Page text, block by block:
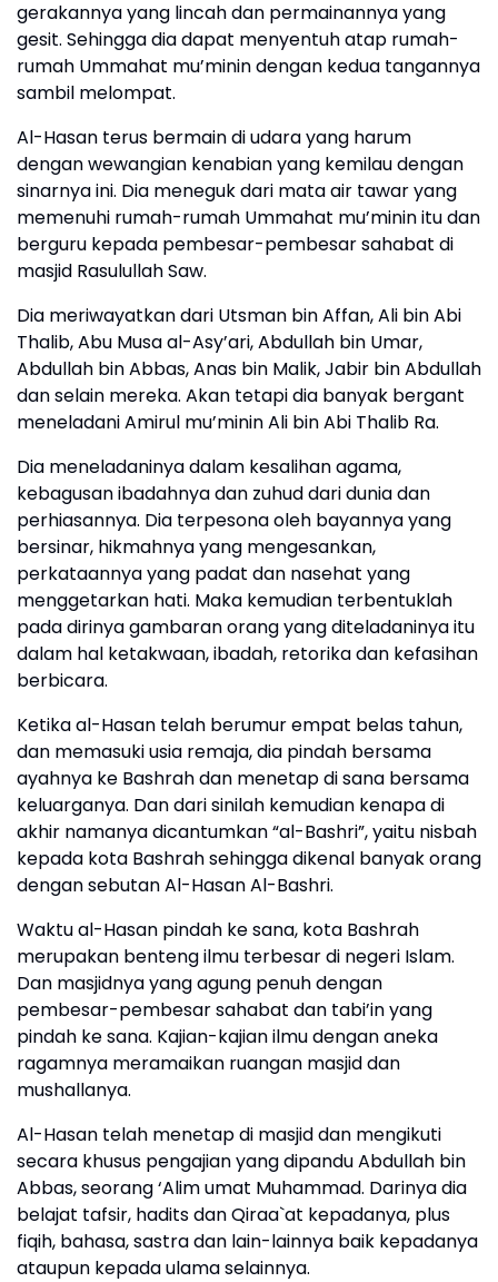
gerakannya yang lincah dan permainannya yang
gesit. Sehingga dia dapat menyentuh atap rumah-
rumah Ummahat mu’minin dengan kedua tangannya
sambil melompat.
Al-Hasan terus bermain di udara yang harum
dengan wewangian kenabian yang kemilau dengan
sinarnya ini. Dia meneguk dari mata air tawar yang
memenuhi rumah-rumah Ummahat mu’minin itu dan
berguru kepada pembesar-pembesar sahabat di
masjid Rasulullah Saw.
Dia meriwayatkan dari Utsman bin Affan, Ali bin Abi
Thalib, Abu Musa al-Asy’ari, Abdullah bin Umar,
Abdullah bin Abbas, Anas bin Malik, Jabir bin Abdullah
dan selain mereka. Akan tetapi dia banyak bergant
meneladani Amirul mu’minin Ali bin Abi Thalib Ra.
Dia meneladaninya dalam kesalihan agama,
kebagusan ibadahnya dan zuhud dari dunia dan
perhiasannya. Dia terpesona oleh bayannya yang
bersinar, hikmahnya yang mengesankan,
perkataannya yang padat dan nasehat yang
menggetarkan hati. Maka kemudian terbentuklah
pada dirinya gambaran orang yang diteladaninya itu
dalam hal ketakwaan, ibadah, retorika dan kefasihan
berbicara.
Ketika al-Hasan telah berumur empat belas tahun,
dan memasuki usia remaja, dia pindah bersama
ayahnya ke Bashrah dan menetap di sana bersama
keluarganya. Dan dari sinilah kemudian kenapa di
akhir namanya dicantumkan “al-Bashri”, yaitu nisbah
kepada kota Bashrah sehingga dikenal banyak orang
dengan sebutan Al-Hasan Al-Bashri.
Waktu al-Hasan pindah ke sana, kota Bashrah
merupakan benteng ilmu terbesar di negeri Islam.
Dan masjidnya yang agung penuh dengan
pembesar-pembesar sahabat dan tabi’in yang
pindah ke sana. Kajian-kajian ilmu dengan aneka
ragamnya meramaikan ruangan masjid dan
mushallanya.
Al-Hasan telah menetap di masjid dan mengikuti
secara khusus pengajian yang dipandu Abdullah bin
Abbas, seorang ‘Alim umat Muhammad. Darinya dia
belajat tafsir, hadits dan Qiraa`at kepadanya, plus
fiqih, bahasa, sastra dan lain-lainnya baik kepadanya
ataupun kepada ulama selainnya.